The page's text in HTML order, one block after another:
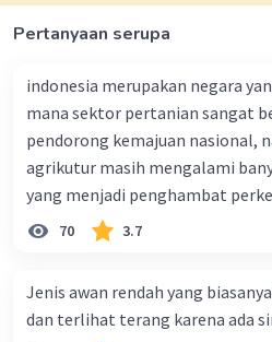
Konsep diferensiasi area
suatu wilayah dengan
masyarakat pegunungan
memiliki persepsi dan
terhadap lereng dengan
pegunungan, lereng
tempat untuk bercocok
masyarakat perkotaan,
sebagai lokasi wisata.
Kesimpulan:
Jadi, konsep geografi yang
tersebut adalah D.
Pertanyaan serupa
indonesia merupakan negara
mana sektor pertanian sangat
pendorong kemajuan nasional,
agrikutur masih mengalami
yang menjadi penghambat
indonesia
70 3.7
Jenis awan rendah yang
dan terlihat terang karena ada